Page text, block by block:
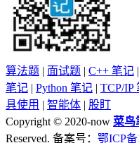
算法题 | 面试题 | C++ 笔记 |
笔记 | Python 笔记 | TCP/IP
具使用 | 智能体 | 股盯
Copyright © 2020-now 菜鸟
Reserved. 备案号： 鄂ICP备